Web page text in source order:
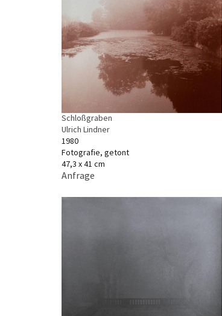
Schloßgraben
Ulrich Lindner
1980
Fotografie, getont
47,3 x 41 cm
Anfrage